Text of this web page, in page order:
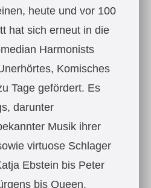
heute und vor 100
hat sich erneut in die
Harmonists
Komisches
Tage gefördert. Es
darunter
Musik ihrer
virtuose Schlager
Ebstein bis Peter
bis Queen.